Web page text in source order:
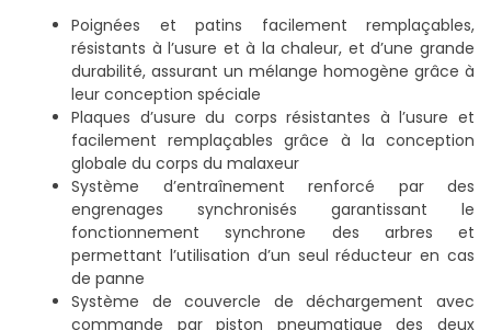
Poignées et patins facilement remplaçables,
résistants à l’usure et à la chaleur, et d’une grande
durabilité, assurant un mélange homogène grâce à
leur conception spéciale
Plaques d’usure du corps résistantes à l’usure et
facilement remplaçables grâce à la conception
globale du corps du malaxeur
Système d’entraînement renforcé par des
engrenages synchronisés garantissant le
fonctionnement synchrone des arbres et
permettant l’utilisation d’un seul réducteur en cas
de panne
Système de couvercle de déchargement avec
commande par piston pneumatique des deux